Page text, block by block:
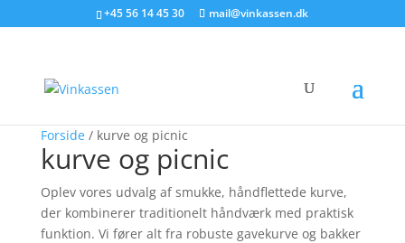
+45 56 14 45 30 mail@vinkassen.dk
Søg produkter - start med at skrive
Forside/ kurve og picnic
kurve og picnic
Oplev vores udvalg af smukke, håndflettede kurve,
der kombinerer traditionelt håndværk med praktisk
funktion. Vi fører alt fra robuste gavekurve og bakker